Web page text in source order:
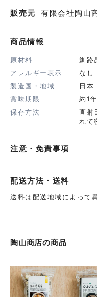
販売元 有限会社陶山
商品情報
原材料
釧路
アレルギー表示
なし
製造国・地域
日本
賞味期限
約1年
保存方法
直射
れて
注意・免責事項
配送方法・送料
送料は配送地域によって
陶山商店の商品